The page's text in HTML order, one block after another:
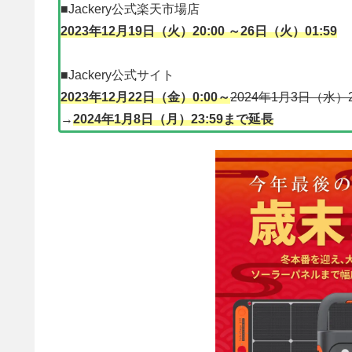
■Jackery公式楽天市場店
2023年12月19日（火）20:00 ～26日（火）01:59
■Jackery公式サイト
2023年12月22日（金）0:00～2024年1月3日（水）
→2024年1月8日（月）23:59まで延長